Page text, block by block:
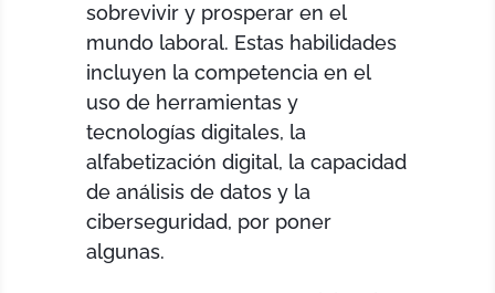
sobrevivir y prosperar en el
mundo laboral. Estas habilidades
incluyen la competencia en el
uso de herramientas y
tecnologías digitales, la
alfabetización digital, la capacidad
de análisis de datos y la
ciberseguridad, por poner
algunas.